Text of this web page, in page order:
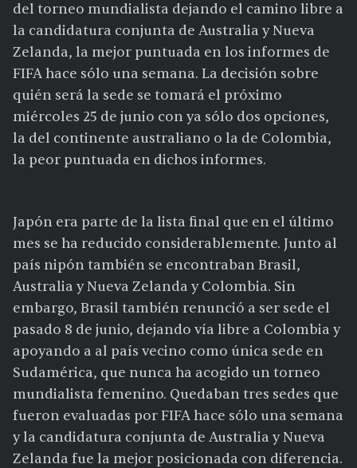
del torneo mundialista dejando el camino libre a
la candidatura conjunta de Australia y Nueva
Zelanda, la mejor puntuada en los informes de
FIFA hace sólo una semana. La decisión sobre
quién será la sede se tomará el próximo
miércoles 25 de junio con ya sólo dos opciones,
la del continente australiano o la de Colombia,
la peor puntuada en dichos informes.
Japón era parte de la lista final que en el último
mes se ha reducido considerablemente. Junto al
país nipón también se encontraban Brasil,
Australia y Nueva Zelanda y Colombia. Sin
embargo, Brasil también renunció a ser sede el
pasado 8 de junio, dejando vía libre a Colombia y
apoyando a al país vecino como única sede en
Sudamérica, que nunca ha acogido un torneo
mundialista femenino. Quedaban tres sedes que
fueron evaluadas por FIFA hace sólo una semana
y la candidatura conjunta de Australia y Nueva
Zelanda fue la mejor posicionada con diferencia.